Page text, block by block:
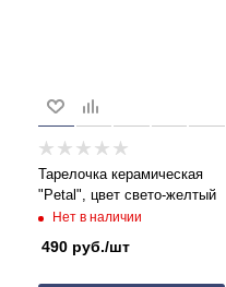
Тарелочка керамическая
"Petal", цвет свето-желтый
Нет в наличии
490 руб./шт